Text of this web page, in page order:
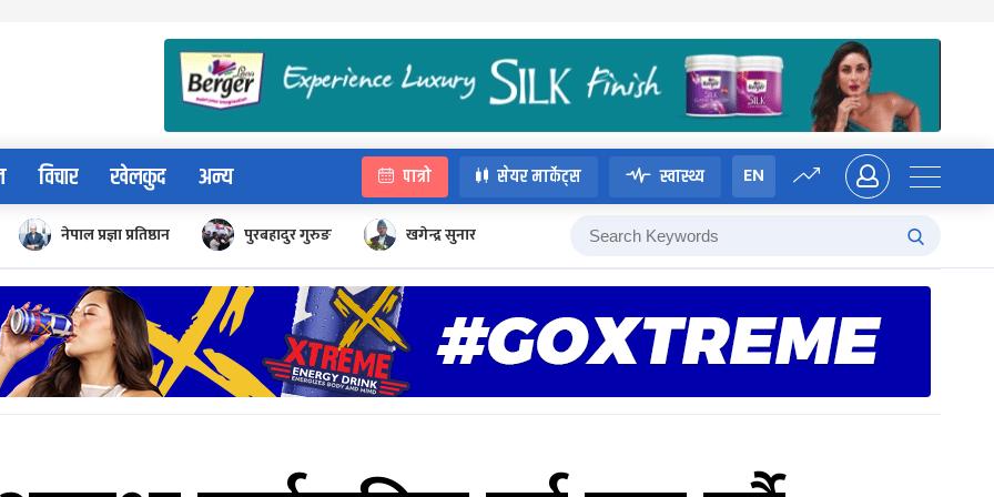
विचार खेलकुद अन्य पात्रो सेयर मार्केट्स स्वास्थ्य EN
नेपाल प्रज्ञा प्रतिष्ठान पुरबहादुर गुरुङ खगेन्द्र सुनार